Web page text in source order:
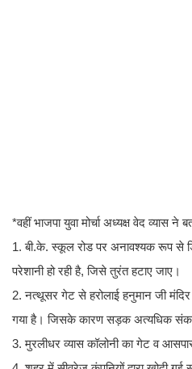
*वहीं भाजपा युवा मोर्चा अध्यक्ष वेद व्यास ने
1. बी.के. स्कूल रोड पर अनावश्यक रूप से
परेशानी हो रही है, जिसे तुरंत हटाए जाए।
2. नत्थूसर गेट से हरोलाई हनुमान जी
गया है। जिसके कारण सड़क अत्यधिक
3. मुरलीधर व्यास कॉलोनी का गेट व